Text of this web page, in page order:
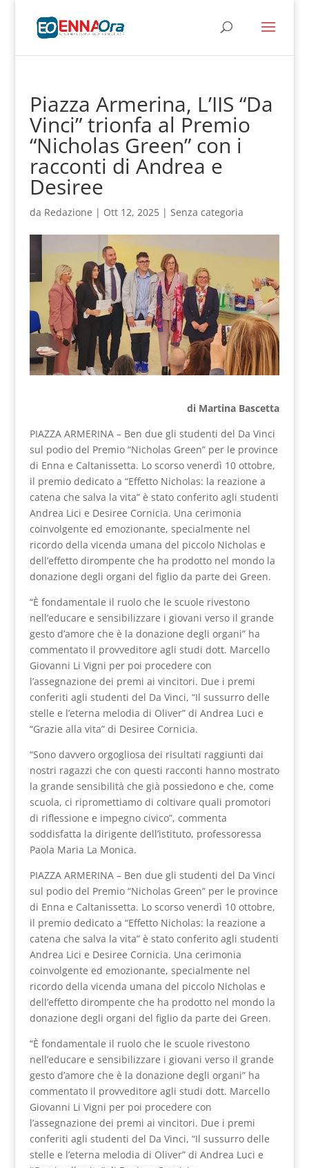
Piazza Armerina, L’IIS “Da
Vinci” trionfa al Premio
“Nicholas Green” con i
racconti di Andrea e
Desiree
da Redazione | Ott 12, 2025| Senza categoria
di Martina Bascetta
PIAZZA ARMERINA – Ben due gli studenti del Da Vinci
sul podio del Premio “Nicholas Green” per le province
di Enna e Caltanissetta. Lo scorso venerdì 10 ottobre,
il premio dedicato a “Effetto Nicholas: la reazione a
catena che salva la vita” è stato conferito agli studenti
Andrea Lici e Desiree Cornicia. Una cerimonia
coinvolgente ed emozionante, specialmente nel
ricordo della vicenda umana del piccolo Nicholas e
dell’effetto dirompente che ha prodotto nel mondo la
donazione degli organi del figlio da parte dei Green.
“È fondamentale il ruolo che le scuole rivestono
nell’educare e sensibilizzare i giovani verso il grande
gesto d’amore che è la donazione degli organi” ha
commentato il provveditore agli studi dott. Marcello
Giovanni Li Vigni per poi procedere con
l’assegnazione dei premi ai vincitori. Due i premi
conferiti agli studenti del Da Vinci, “Il sussurro delle
stelle e l’eterna melodia di Oliver” di Andrea Luci e
“Grazie alla vita” di Desiree Cornicia.
“Sono davvero orgogliosa dei risultati raggiunti dai
nostri ragazzi che con questi racconti hanno mostrato
la grande sensibilità che già possiedono e che, come
scuola, ci ripromettiamo di coltivare quali promotori
di riflessione e impegno civico”, commenta
soddisfatta la dirigente dell’istituto, professoressa
Paola Maria La Monica.
PIAZZA ARMERINA – Ben due gli studenti del Da Vinci
sul podio del Premio “Nicholas Green” per le province
di Enna e Caltanissetta. Lo scorso venerdì 10 ottobre,
il premio dedicato a “Effetto Nicholas: la reazione a
catena che salva la vita” è stato conferito agli studenti
Andrea Lici e Desiree Cornicia. Una cerimonia
coinvolgente ed emozionante, specialmente nel
ricordo della vicenda umana del piccolo Nicholas e
dell’effetto dirompente che ha prodotto nel mondo la
donazione degli organi del figlio da parte dei Green.
“È fondamentale il ruolo che le scuole rivestono
nell’educare e sensibilizzare i giovani verso il grande
gesto d’amore che è la donazione degli organi” ha
commentato il provveditore agli studi dott. Marcello
Giovanni Li Vigni per poi procedere con
l’assegnazione dei premi ai vincitori. Due i premi
conferiti agli studenti del Da Vinci, “Il sussurro delle
stelle e l’eterna melodia di Oliver” di Andrea Luci e